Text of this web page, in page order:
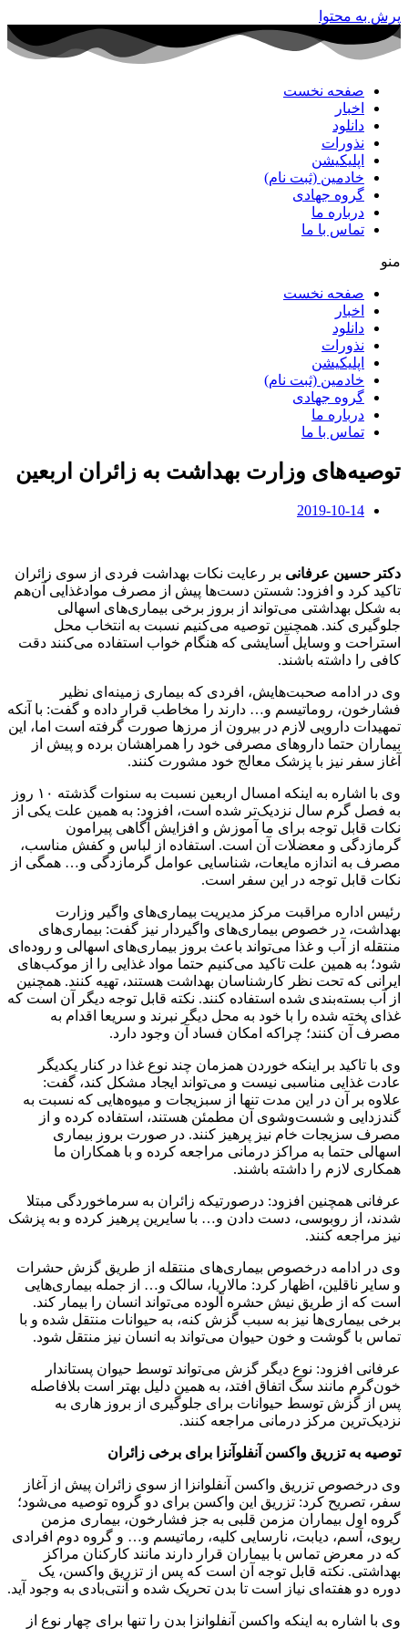
پرش به محتوا
صفحه نخست
اخبار
دانلود
نذورات
اپلیکیشن
خادمین (ثبت نام)
گروه جهادی
درباره ما
تماس با ما
منو
صفحه نخست
اخبار
دانلود
نذورات
اپلیکیشن
خادمین (ثبت نام)
گروه جهادی
درباره ما
تماس با ما
توصیه‌های وزارت بهداشت به زائران اربعین
2019-10-14
دکتر حسین عرفانی بر رعایت نکات بهداشت فردی از سوی زائران
تاکید کرد و افزود: شستن دست‌ها پیش از مصرف موادغذایی آن‌هم
به شکل بهداشتی می‌تواند از بروز برخی بیماری‌های اسهالی
جلوگیری کند. همچنین توصیه می‌کنیم نسبت به انتخاب محل
استراحت و وسایل آسایشی که هنگام خواب استفاده‌ می‌کنند دقت
کافی را داشته باشند.
وی در ادامه صحبت‌هایش، افردی که بیماری زمینه‌ای نظیر
فشارخون، روماتیسم و… دارند را مخاطب قرار داده و گفت: با آنکه
تمهیدات دارویی لازم در بیرون از مرزها صورت گرفته است اما، این
بیماران حتما داروهای مصرفی خود را همراهشان برده و پیش از
آغاز سفر نیز با پزشک معالج خود مشورت کنند.
وی با اشاره به اینکه امسال اربعین نسبت به سنوات گذشته ۱۰ روز
به فصل گرم سال نزدیک‌تر شده است، افزود: به همین علت یکی از
نکات قابل توجه برای ما آموزش و افزایش آگاهی پیرامون
گرمازدگی و معضلات آن است. استفاده از لباس و کفش مناسب،
مصرف به اندازه مایعات، شناسایی عوامل گرمازدگی و… همگی از
نکات قابل توجه در این سفر است.
رئیس اداره مراقبت مرکز مدیریت بیماری‌های واگیر وزارت
بهداشت، در خصوص بیماری‌های واگیردار نیز گفت: بیماری‌های
منتقله از آب و غذا می‌تواند باعث بروز بیماری‌های اسهالی و روده‌ای
شود؛ به همین علت تاکید می‌کنیم حتما مواد غذایی را از موکب‌های
ایرانی که تحت نظر کارشناسان بهداشت هستند، تهیه کنند. همچنین
از آب بسته‌بندی شده استفاده کنند. نکته قابل توجه دیگر آن است که
غذای پخته شده را با خود به محل دیگر نبرند و سریعا اقدام به
مصرف آن کنند؛ چراکه امکان فساد آن وجود دارد.
وی با تاکید بر اینکه خوردن همزمان چند نوع غذا در کنار یکدیگر
عادت غذایی مناسبی نیست و می‌تواند ایجاد مشکل کند، گفت:
علاوه بر آن در این مدت تنها از سبزیجات و میوه‌هایی که نسبت به
گندزدایی و شست‌وشوی آن مطمئن هستند، استفاده کرده و از
مصرف سزیجات خام نیز پرهیز کنند. در صورت بروز بیماری
اسهالی حتما به مراکز درمانی مراجعه کرده و با همکاران ما
همکاری لازم را داشته باشند.
عرفانی همچنین افزود: درصورتیکه زائران به سرماخوردگی مبتلا
شدند، از روبوسی، دست دادن و… با سایرین پرهیز کرده و به پزشک
نیز مراجعه کنند.
وی در ادامه درخصوص بیماری‌های منتقله از طریق گزش حشرات
و سایر ناقلین، اظهار کرد: مالاریا، سالک و… از جمله بیماری‌هایی
است که از طریق نیش حشره آلوده می‌تواند انسان را بیمار کند.
برخی بیماری‌ها نیز به سبب گزش کنه، به حیوانات منتقل شده و با
تماس با گوشت و خون حیوان می‌تواند به انسان نیز منتقل شود.
عرفانی افزود: نوع دیگر گزش می‌تواند توسط حیوان پستاندار
خون‌گرم مانند سگ اتفاق افتد، به همین دلیل بهتر است بلافاصله
پس از گزش توسط حیوانات برای جلوگیری از بروز هاری به
نزدیک‌ترین مرکز درمانی مراجعه کنند.
توصیه به تزریق واکسن آنفلوآنزا برای برخی زائران
وی درخصوص تزریق واکسن آنفلوانزا از سوی زائران پیش از آغاز
سفر، تصریح کرد: تزریق این واکسن برای دو گروه توصیه می‌شود؛
گروه اول بیماران مزمن قلبی به جز فشارخون، بیماری مزمن
ریوی، آسم، دیابت، نارسایی کلیه، رماتیسم و… و گروه دوم افرادی
که در معرض تماس با بیماران قرار دارند مانند کارکنان مراکز
بهداشتی. نکته قابل توجه آن است که پس از تزریق واکسن، یک
دوره دو هفته‌ای نیاز است تا بدن تحریک شده و آنتی‌بادی به وجود آید.
وی با اشاره به اینکه واکسن آنفلوانزا بدن را تنها برای چهار نوع از